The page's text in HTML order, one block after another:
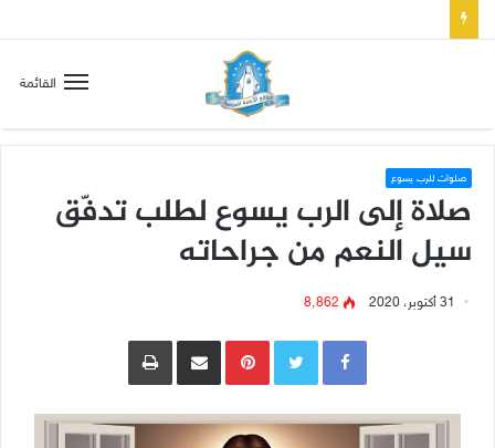
القائمة
صلوات للرب يسوع
صلاة إلى الرب يسوع لطلب تدفّق
سيل النعم من جراحاته
31 أكتوبر، 2020 8٬862
Pinterestمشاركة عبر البريد طباعة